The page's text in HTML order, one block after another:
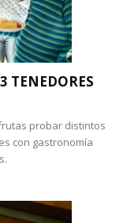
TENEDORES
probar distintos
con gastronomía